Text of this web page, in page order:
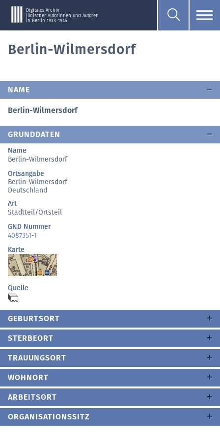
Digitales Archiv
jüdischer Autorinnen und Autoren
in Berlin 1933–1945
Berlin-Wilmersdorf
NAME
Berlin-Wilmersdorf
GRUNDDATEN
Name
Berlin-Wilmersdorf
Ortsangabe
Berlin-Wilmersdorf
Deutschland
Art
Stadtteil/Ortsteil
GND Nummer
4087351-1
Karte
Quelle
GEBURTSORT
STERBEORT
TRAUUNGSORT
WOHNORT
ARBEITSORT
ORGANISATIONSSITZ